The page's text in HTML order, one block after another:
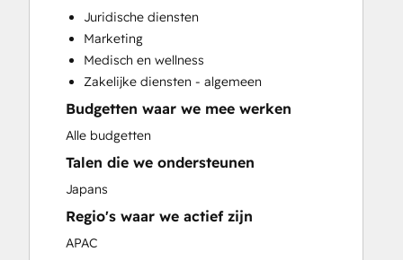
Paid Advertising
Programmable Automation
Juridische diensten
Marketing
Medisch en wellness
Zakelijke diensten - algemeen
Budgetten waar we mee werken
Alle budgetten
Talen die we ondersteunen
Japans
Regio's waar we actief zijn
APAC